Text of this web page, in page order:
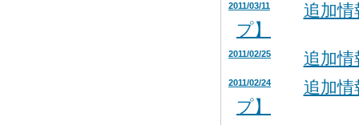
2011/03/11
追加
プ】
2011/02/25 追加
2011/02/24
追加
プ】